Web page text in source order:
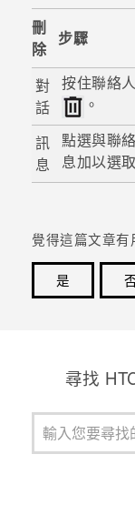
優惠專區
焦點訊息
校園專案
企業採購
銷售門市
銷售通路
支援服務
VIVELAND
登入
刪
除
步驟
對
話
按住聯絡
。
訊
息
點選與聯
息加以選
覺得這篇文章有
是
尋找